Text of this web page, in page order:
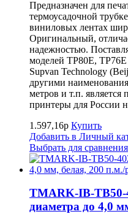
Предназначен для
термоусадочной
виниловых лентах
Оригинальный,
надежностью.
моделей TP80E,
Supvan Technology
другими
метров и т.п.
принтеры для России
1.597,16р Купить
Добавить в Личный
Выбрать для сравнения
TMARK-IB-
диаметра до 4,0